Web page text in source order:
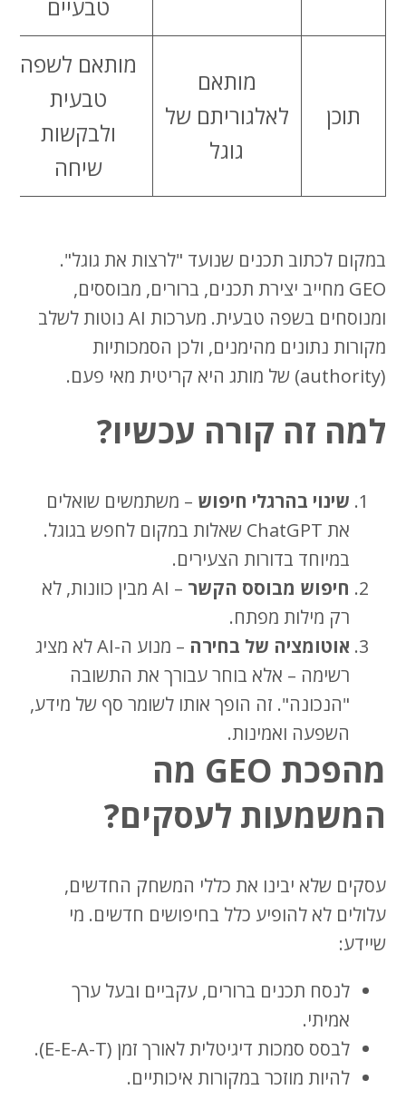
טבעיים
תוכן
מותאם
לאלגוריתם של
גוגל
מותאם לשפה
טבעית
ולבקשות
שיחה
במקום לכתוב תכנים שנועד "לרצות את גוגל".
GEO מחייב יצירת תכנים, ברורים, מבוססים,
ומנוסחים בשפה טבעית. מערכות AI נוטות לשלב
מקורות נתונים מהימנים, ולכן הסמכותיות
(authority) של מותג היא קריטית מאי פעם.
למה זה קורה עכשיו?
שינוי בהרגלי חיפוש – משתמשים שואלים
את ChatGPT שאלות במקום לחפש בגוגל.
במיוחד בדורות הצעירים.
חיפוש מבוסס הקשר
– AI מבין כוונות, לא
רק מילות מפתח.
אוטומציה של בחירה
– מנוע ה-AI לא מציג
רשימה – אלא בוחר עבורך את התשובה
"הנכונה". זה הופך אותו לשומר סף של מידע,
השפעה ואמינות.
מהפכת GEO מה
המשמעות לעסקים?
עסקים שלא יבינו את כללי המשחק החדשים,
עלולים לא להופיע כלל בחיפושים חדשים. מי
שיידע:
לנסח תכנים ברורים, עקביים ובעל ערך
אמיתי.
לבסס סמכות דיגיטלית לאורך זמן (E-E-A-T).
להיות מוזכר במקורות איכותיים.